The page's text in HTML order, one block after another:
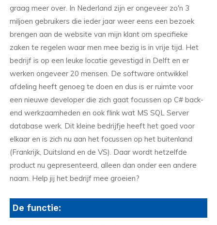
graag meer over. In Nederland zijn er ongeveer zo'n 3
miljoen gebruikers die ieder jaar weer eens een bezoek
brengen aan de website van mijn klant om specifieke
zaken te regelen waar men mee bezig is in vrije tijd. Het
bedrijf is op een leuke locatie gevestigd in Delft en er
werken ongeveer 20 mensen. De software ontwikkel
afdeling heeft genoeg te doen en dus is er ruimte voor
een nieuwe developer die zich gaat focussen op C# back-
end werkzaamheden en ook flink wat MS SQL Server
database werk. Dit kleine bedrijfje heeft het goed voor
elkaar en is zich nu aan het focussen op het buitenland
(Frankrijk, Duitsland en de VS). Daar wordt hetzelfde
product nu gepresenteerd, alleen dan onder een andere
naam. Help jij het bedrijf mee groeien?
De functie: